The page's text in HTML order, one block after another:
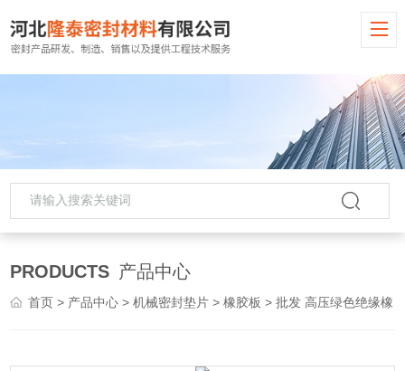
PRODUCTS 产品中心
首页 > 产品中心 >机械密封垫片 >橡胶板 > 批发 高压绿色绝缘橡胶板